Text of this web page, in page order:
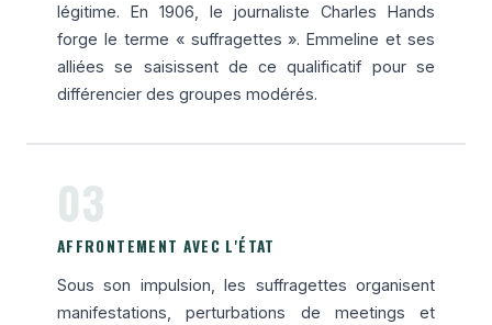
légitime. En 1906, le journaliste Charles Hands
forge le terme « suffragettes ». Emmeline et ses
alliées se saisissent de ce qualificatif pour se
différencier des groupes modérés.
03
AFFRONTEMENT AVEC L'ÉTAT
Sous son impulsion, les suffragettes organisent
manifestations, perturbations de meetings et